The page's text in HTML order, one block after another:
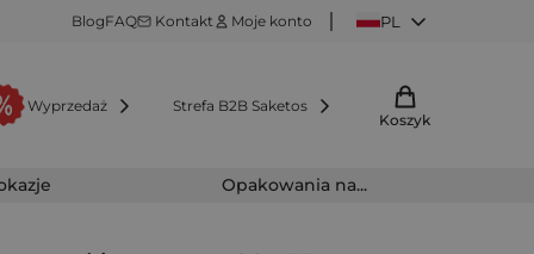
BlogFAQ Kontakt Moje konto PL
Wyprzedaż
Strefa B2B Saketos
Koszyk
Opakowania na...